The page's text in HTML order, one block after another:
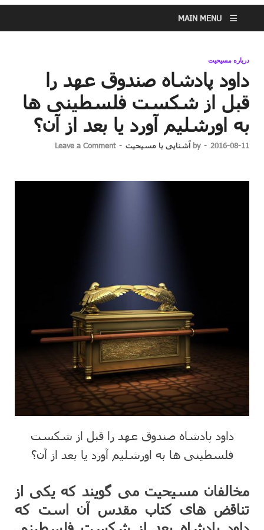
MAIN MENU
درباره مسیحیت
داود پادشاه صندوق عهد را
قبل از شکست فلسطینی ها
به اورشلیم آورد یا بعد از آن؟
2016-08-11
-
by آشنایی با مسیحیت -
Leave a Comment
داود پادشاه صندوق عهد را قبل از شکست
فلسطینی ها به اورشلیم آورد یا بعد از آن؟
مخالفان مسیحیت می گویند که یکی از
تناقض های کتاب مقدس آن است که